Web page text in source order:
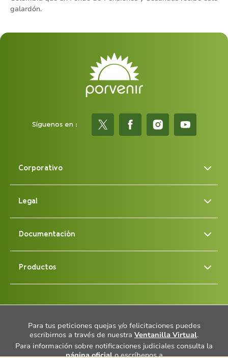
galardón.
Síguenos en :
Corporativo
Legal
Documentación
Productos
Para tus peticiones quejas y/o felicitaciones puedes
escribirnos a través de nuestra Ventanilla Virtual.
Para información sobre notificaciones judiciales consulta la
página oficialo escríbenos a